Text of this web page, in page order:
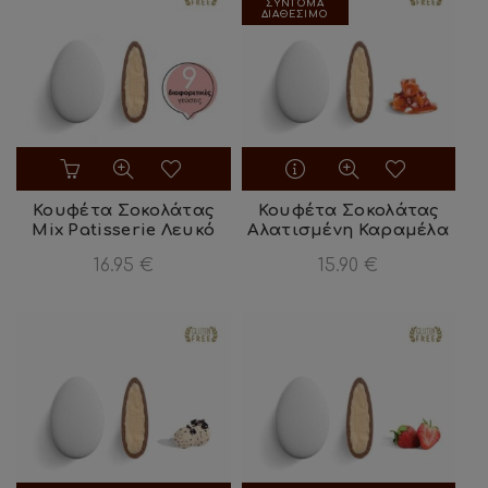
επιλεγούν
στη
σελίδα
προϊόντος
Κουφέτα Σοκολάτας
Mix Patisserie Λευκό
16.95 €
ΣΥΝΤΟΜΑ
ΔΙΑΘΕΣΙΜΟ
Κουφέτα Σοκολάτας
Αλατισμένη Καραμέλα
15.90€